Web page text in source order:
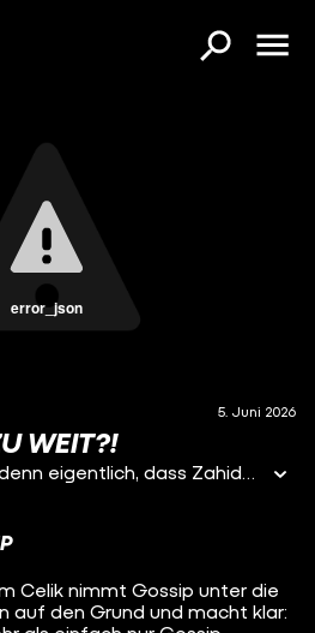
error_json
5. Juni 2026
WEIT?!
Aber wie finden wir es denn eigentlich, dass Zahide jetzt Pop machen will??
Celik nimmt Gossip unter die
auf den Grund und macht klar: